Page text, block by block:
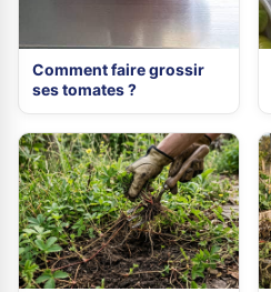
Comment faire grossir
ses tomates ?